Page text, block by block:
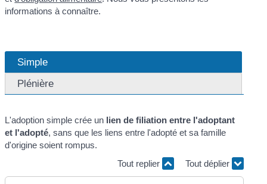
informations à connaître.
Simple
Plénière
L'adoption simple crée un lien de filiation entre l'adoptant
et l'adopté, sans que les liens entre l'adopté et sa famille
d'origine soient rompus.
Tout replier
Tout déplier